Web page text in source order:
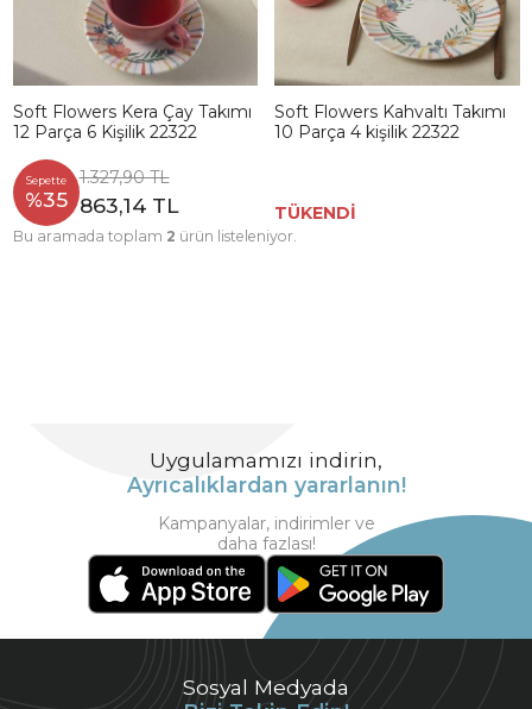
Soft Flowers Kera Çay Takımı
12 Parça 6 Kişilik 22322
Sepette
%35
1.327,90 TL
863,14 TL
Soft Flowers Kahvaltı Takımı
10 Parça 4 kişilik 22322
TÜKENDİ
Bu aramada toplam 2 ürün listeleniyor.
Sosyal Medyada
Uygulamamızı indirin,
Ayrıcalıklardan yararlanın!
Kampanyalar, indirimler ve
daha fazlası!